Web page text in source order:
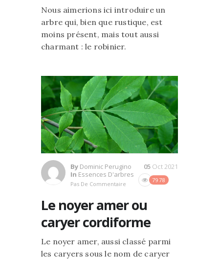
Nous aimerions ici introduire un
arbre qui, bien que rustique, est
moins présent, mais tout aussi
charmant : le robinier.
By Dominic Perugino
In Essences D'arbres
Pas De Commentaire
7978
05 Oct 2021
Le noyer amer ou
caryer cordiforme
Le noyer amer, aussi classé parmi
les caryers sous le nom de caryer